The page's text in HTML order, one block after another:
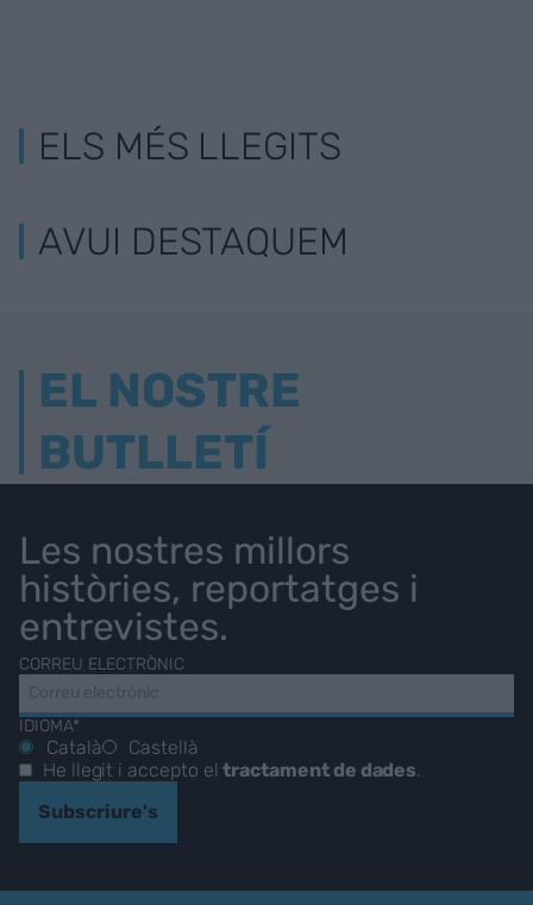
ELS MÉS LLEGITS
AVUI DESTAQUEM
EL NOSTRE
BUTLLETÍ
Les nostres millors
històries, reportatges i
entrevistes.
CORREU ELECTRÒNIC
IDIOMA*
Català
Castellà
He llegit i accepto eltractament de dades.
Subscriure's